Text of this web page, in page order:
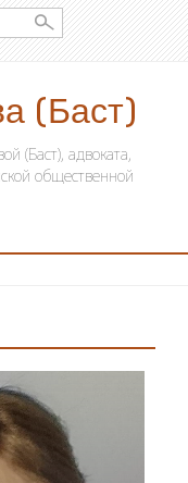
(Баст)
(Баст), адвоката,
общественной